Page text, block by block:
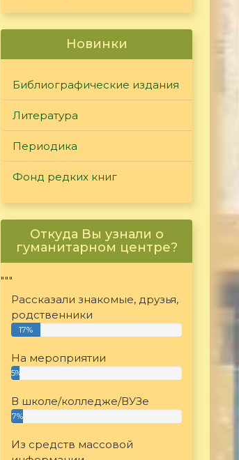
Новинки
Библиографические издания
Литература
Периодика
Фонд редких книг
Откуда Вы узнали о
гуманитарном центре?
"""
Рассказали знакомые, друзья,
родственники
17%
На мероприятии
5%
В школе/колледже/ВУЗе
7%
Из средств массовой